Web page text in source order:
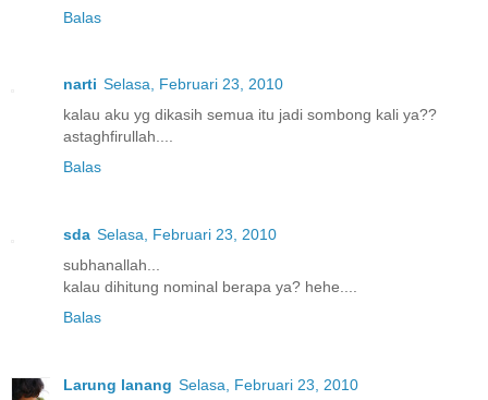
Balas
narti Selasa, Februari 23, 2010
kalau aku yg dikasih semua itu jadi sombong kali ya??
astaghfirullah....
Balas
sda Selasa, Februari 23, 2010
subhanallah...
kalau dihitung nominal berapa ya? hehe....
Balas
Larung lanang Selasa, Februari 23, 2010